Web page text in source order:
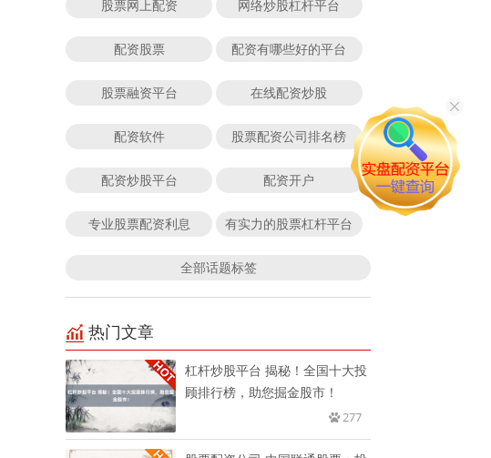
股票网上配资 网络炒股杠杆平台
配资股票 配资有哪些好的平台
股票融资平台 在线配资炒股
配资软件 股票配资公司排名榜
配资炒股平台 配资开户
专业股票配资利息 有实力的股票杠杆平台
全部话题标签
热门文章
杠杆炒股平台 揭秘！全国十大投
顾排行榜，助您掘金股市！
277